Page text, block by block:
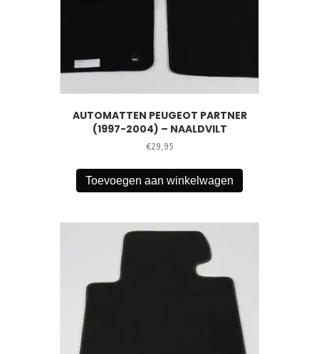
AUTOMATTEN PEUGEOT PARTNER
(1997-2004) – NAALDVILT
€29,95
Toevoegen aan winkelwagen